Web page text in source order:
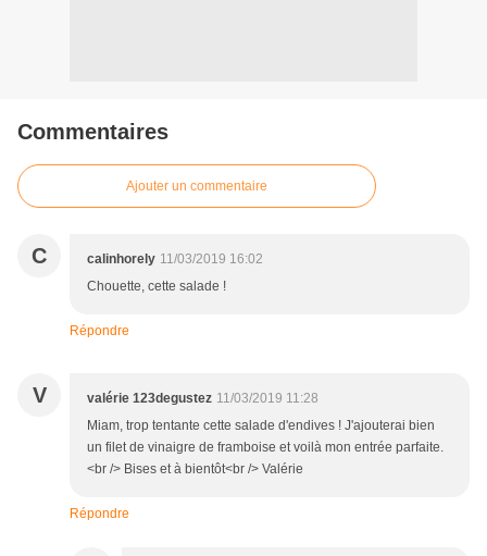
Commentaires
Ajouter un commentaire
C calinhorely 11/03/2019 16:02
Chouette, cette salade !
Répondre
V valérie 123degustez 11/03/2019 11:28
Miam, trop tentante cette salade d'endives ! J'ajouterai bien
un filet de vinaigre de framboise et voilà mon entrée parfaite.
<br /> Bises et à bientôt<br /> Valérie
Répondre